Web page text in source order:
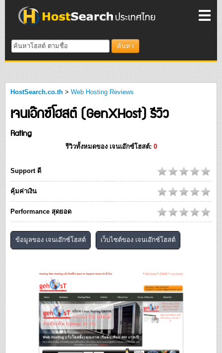
ค้นหา
HostSearch.co.th > Web Hosting Reviews
เจนเอ๊กซ์โฮสต์ (GenXHost) รีวิว
Rating
รีวิวทั้งหมดของ เจนเอ๊กซ์โฮสต์: 0
Support ดี
คุ้มค่าเงิน
Performance สุดยอด
ข้อมูลของ เจนเอ๊กซ์โฮสต์ เว็บไซต์ของ เจนเอ๊กซ์โฮสต์